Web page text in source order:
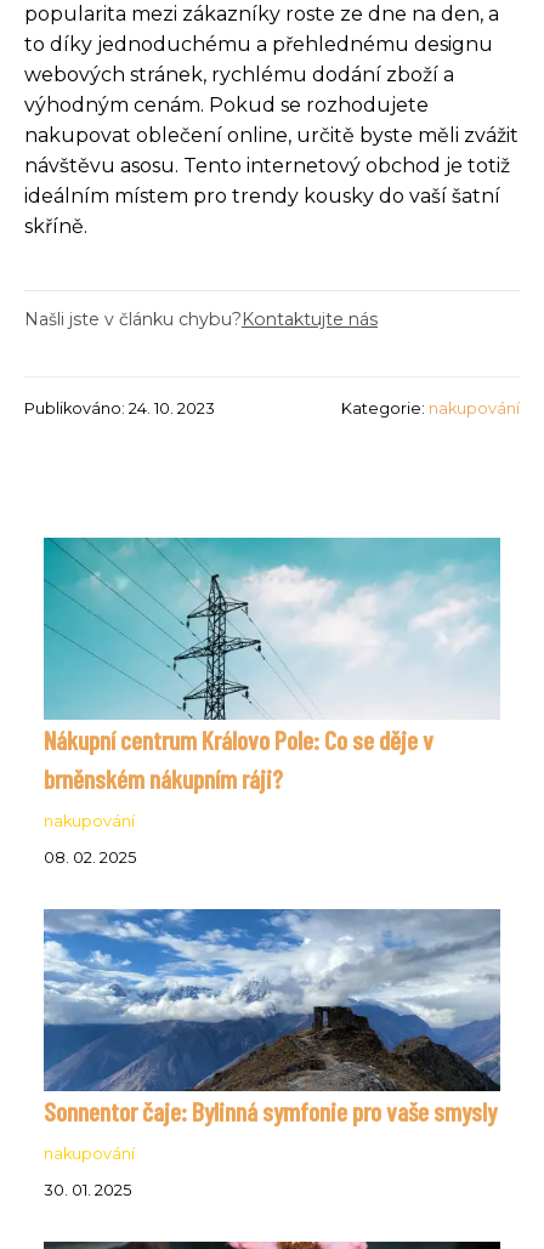
popularita mezi zákazníky roste ze dne na den, a
to díky jednoduchému a přehlednému designu
webových stránek, rychlému dodání zboží a
výhodným cenám. Pokud se rozhodujete
nakupovat oblečení online, určitě byste měli zvážit
návštěvu asosu. Tento internetový obchod je totiž
ideálním místem pro trendy kousky do vaší šatní
skříně.
Našli jste v článku chybu?Kontaktujte nás
Publikováno: 24. 10. 2023 Kategorie: nakupování
Nákupní centrum Královo Pole: Co se děje v
brněnském nákupním ráji?
nakupování
08. 02. 2025
Sonnentor čaje: Bylinná symfonie pro vaše smysly
nakupování
30. 01. 2025